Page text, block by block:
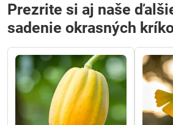
Prezrite si aj naše
sadenie okrasných